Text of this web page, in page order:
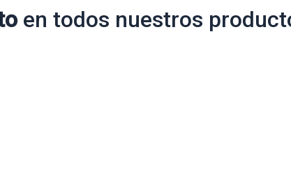
en todos nuestros